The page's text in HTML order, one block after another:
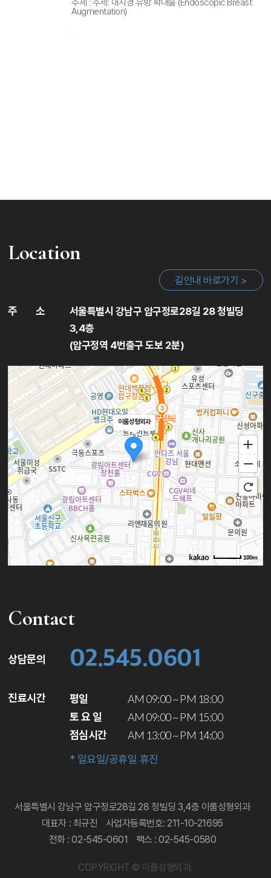
주제 : 주제: 내시경 유방 확대술 (Endoscopic Breast
Augmentation)
Location
길안내 바로가기 >
주 소
서울특별시 강남구 압구정로28길 28 청빌딩
3,4층
(압구정역 4번출구 도보 2분)
이룸성형외과
100m
Contact
상담문의 02.545.0601
진료시간 평일 AM 09:00 ~ PM 18:00
토 요 일 AM 09:00 ~ PM 15:00
점심시간 AM 13:00 ~ PM 14:00
* 일요일/공휴일 휴진
서울특별시 강남구 압구정로28길 28 청빌딩 3,4층 이룸성형외과
대표자 : 최규진
사업자등록번호: 211-10-21695
전화 : 02-545-0601
팩스 : 02-545-0580
COPYRIGHT © 이룸성형외과.